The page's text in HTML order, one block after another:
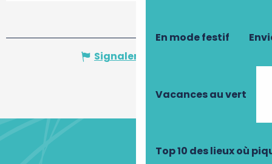
En mode festif
Vacances au vert
Top 10 des lieux où
Signaler une erreur